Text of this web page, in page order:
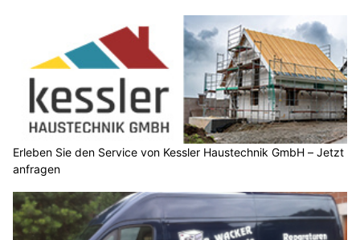
Erleben Sie den Service von Kessler Haustechnik GmbH – Jetzt
anfragen